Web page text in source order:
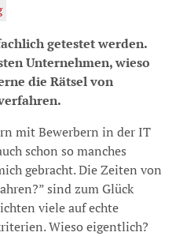
getestet werden.
Unternehmen, wieso
die Rätsel von
mit Bewerbern in der IT
schon so manches
gebracht. Die Zeiten von
sind zum Glück
viele auf echte
Wieso eigentlich?